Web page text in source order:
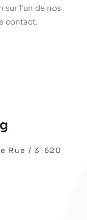
sur l'un de nos
contact.
Rue / 31620